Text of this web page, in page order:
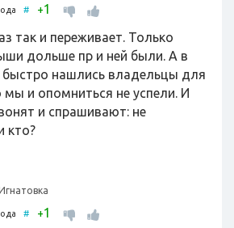
# +1
так и переживает. Только
дольше пр и ней были. А в
быстро нашлись владельцы для
мы и опомниться не успели. И
и спрашивают: не
кто?
# +1